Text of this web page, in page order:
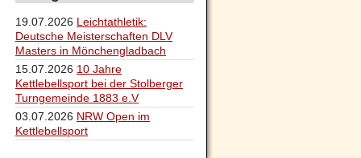
19.07.2026 Leichtathletik:
Deutsche Meisterschaften DLV
Masters in Mönchengladbach
15.07.2026 10 Jahre
Kettlebellsport bei der Stolberger
Turngemeinde 1883 e.V
03.07.2026 NRW Open im
Kettlebellsport